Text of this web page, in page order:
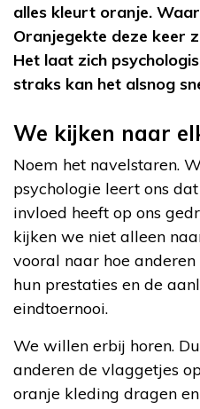
alles kleurt oranje.
Oranjegekte deze keer
Het laat zich
straks kan het alsnog
We kijken naar
Noem het navelstaren.
psychologie leert ons
invloed heeft op ons
kijken we niet alleen
vooral naar hoe
hun prestaties en de
eindtoernooi.
We willen erbij horen.
anderen de vlaggetjes
oranje kleding dragen